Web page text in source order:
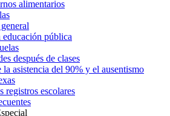
alimentarios
educación pública
después de clases
la asistencia del 90% y el ausentismo
registros escolares